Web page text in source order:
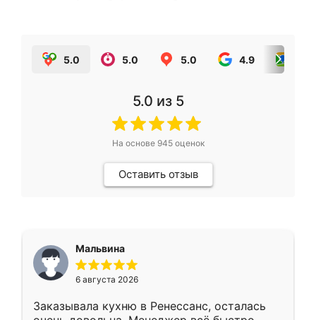
5.0 5.0 5.0 4.9
5.0 из 5
На основе 945оценок
Оставить отзыв
Мальвина
6 августа 2026
Заказывала кухню в Ренессанс, осталась